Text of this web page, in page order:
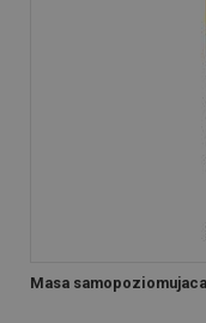
Masa samopoziomujaca